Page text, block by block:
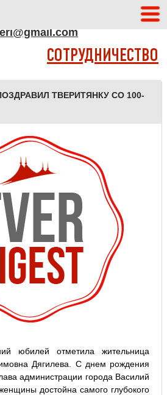
СОТРУДНИЧЕСТВО
ТВЕРИТЯНКУ СО 100-
юбилей отметила жительница
Дягилева. С днем рождения
администрации города Василий
достойна самого глубокого